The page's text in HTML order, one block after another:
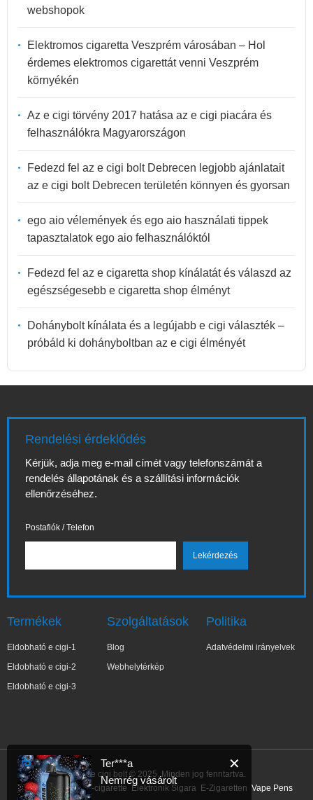
webshopok
Elektromos cigaretta Veszprém városában – Hol
érdemes elektromos cigarettát venni Veszprém
környékén
Az e cigi törvény 2017 hatása az e cigi piacára és
felhasználókra Magyarországon
Fedezd fel az e cigi bolt Debrecen legjobb ajánlatait
az e cigi bolt Debrecen területén könnyen és gyorsan
ego aio vélemények és ego aio használati tippek
tapasztalatok ego aio felhasználóktól
Fedezd fel az e cigaretta shop kínálatát és válaszd az
egészségesebb e cigaretta shop élményt
Dohánybolt kínálata és a legújabb e cigi választék –
próbáld ki dohányboltban az e cigi élményét
Rendelési érdeklődés
Kérjük, adja meg e-mail címét vagy telefonszámát a
rendelés állapotának és a szállítási információk
ellenőrzéséhez.
Postafiók / Telefon
Termékek
Eldobható e cigi-1
Eldobható e cigi-2
Eldobható e cigi-3
Szolgáltatások
Blog
Webhelytérkép
Politika
Adatvédelmi irányelvek
IBVape e cigi bolt © 2025. Minden jog fenntartva.
Link: E-Cigarette E-cigarette Elektronik Sigara E-Zigaretten Vape Pens
✕
Ter***a
Nemrég vásárolt